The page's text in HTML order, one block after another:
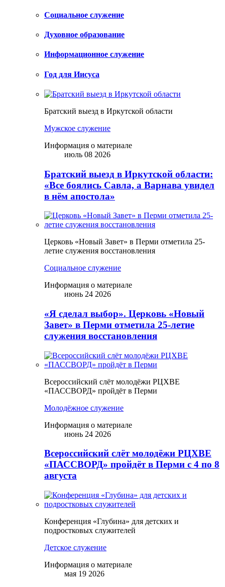
Социальное служение
Духовное образование
Информационное служение
Год для Иисуса
Братский выезд в Иркутской области
Мужское служение
Информация о материале
июль 08 2026
Братский выезд в Иркутской области:
«Все боялись Савла, а Варнава увидел
в нём апостола»
Церковь «Новый Завет» в Перми отметила 25-
летие служения восстановления
Социальное служение
Информация о материале
июнь 24 2026
«Я сделал выбор». Церковь «Новый
Завет» в Перми отметила 25-летие
служения восстановления
Всероссийский слёт молодёжи РЦХВЕ
«ПАССВОРД» пройдёт в Перми
Молодёжное служение
Информация о материале
июнь 24 2026
Всероссийский слёт молодёжи РЦХВЕ
«ПАССВОРД» пройдёт в Перми с 4 по 8
августа
Конференция «Глубина» для детских и
подростковых служителей
Детское служение
Информация о материале
мая 19 2026